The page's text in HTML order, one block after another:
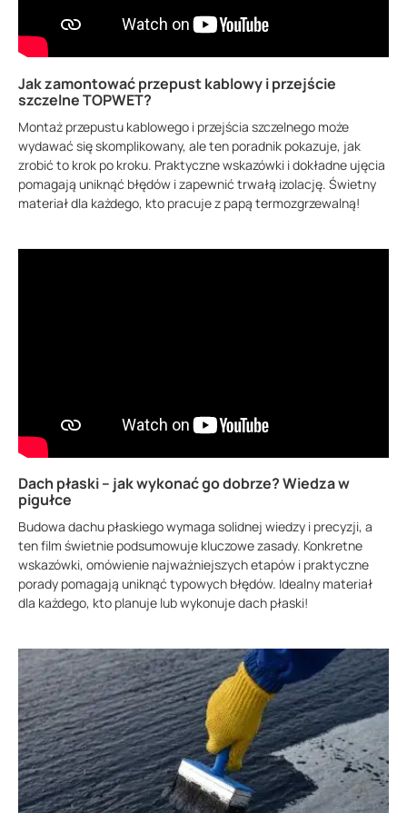
Jak zamontować przepust kablowy i przejście
szczelne TOPWET?
Montaż przepustu kablowego i przejścia szczelnego może
wydawać się skomplikowany, ale ten poradnik pokazuje, jak
zrobić to krok po kroku. Praktyczne wskazówki i dokładne ujęcia
pomagają uniknąć błędów i zapewnić trwałą izolację. Świetny
materiał dla każdego, kto pracuje z papą termozgrzewalną!
Dach płaski – jak wykonać go dobrze? Wiedza w
pigułce
Budowa dachu płaskiego wymaga solidnej wiedzy i precyzji, a
ten film świetnie podsumowuje kluczowe zasady. Konkretne
wskazówki, omówienie najważniejszych etapów i praktyczne
porady pomagają uniknąć typowych błędów. Idealny materiał
dla każdego, kto planuje lub wykonuje dach płaski!